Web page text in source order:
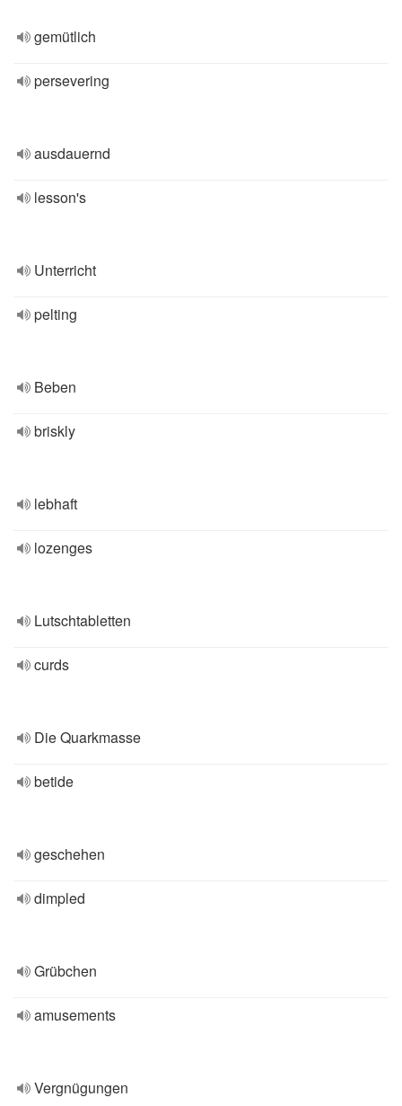
gemütlich
persevering
ausdauernd
lesson's
Unterricht
pelting
Beben
briskly
lebhaft
lozenges
Lutschtabletten
curds
Die Quarkmasse
betide
geschehen
dimpled
Grübchen
amusements
Vergnügungen